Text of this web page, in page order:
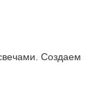
Создаем